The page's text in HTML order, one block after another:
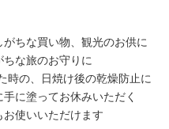
がちな買い物、観光のお供に
ちな旅のお守りに
時の、日焼け後の乾燥防止に
に塗ってお休みいただく
使いいただけます